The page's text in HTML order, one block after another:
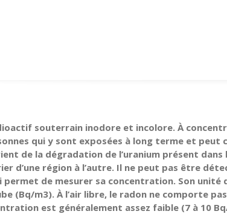
souterrain inodore et incolore. À
qui y sont exposées à long terme et peut
de la dégradation de l’uranium présent dans
d’une région à l’autre. Il ne peut pas être
de mesurer sa concentration. Son unité
(Bq/m3). À l’air libre, le radon ne comporte
est généralement assez faible (7 à 10